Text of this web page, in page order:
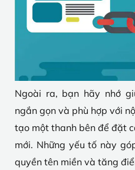
Ngoài ra, bạn hãy nhớ
ngắn gọn và phù hợp với
tạo một thanh bên để đặt
mới. Những yếu tố này
quyền tên miền và tăng